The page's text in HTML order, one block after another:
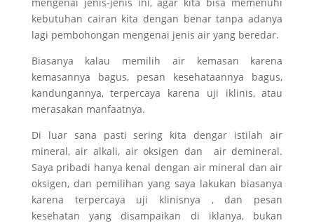
kebutuhan cairan kita dengan benar tanpa adanya
lagi pembohongan mengenai jenis air yang beredar.
Biasanya kalau memilih air kemasan karena
kemasannya bagus, pesan kesehataannya bagus,
kandungannya, terpercaya karena uji iklinis, atau
merasakan manfaatnya.
Di luar sana pasti sering kita dengar istilah air
mineral, air alkali, air oksigen dan air demineral.
Saya pribadi hanya kenal dengan air mineral dan air
oksigen, dan pemilihan yang saya lakukan biasanya
karena terpercaya uji klinisnya , dan pesan
kesehatan yang disampaikan di iklanya, bukan